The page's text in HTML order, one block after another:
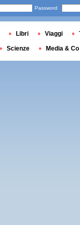
Password
Libri Viaggi
Scienze Media & Co